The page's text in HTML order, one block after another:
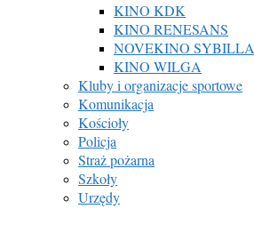
KINO KDK
KINO RENESANS
NOVEKINO SYBILLA
KINO WILGA
Kluby i organizacje sportowe
Komunikacja
Kościoły
Policja
Straż pożarna
Szkoły
Urzędy